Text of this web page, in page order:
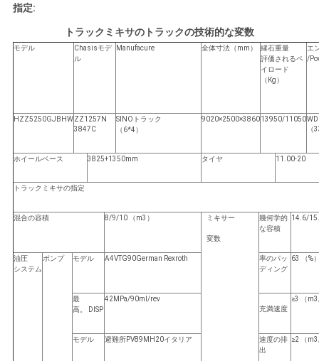
バ
シ
ー
ポ
リ
指定:
トラックミキサのトラックの技術的な変数
モデル
Chasisモデ
ル
Manufacure 全体寸法（mm）
縁石重量
評価されるペ
イロード
（Kg）
エ
/
HZZ5250GJBHWZZ1257N
3847C
SINOトラック
（6*4）
9020×2500×386013950/11050
（
ホイールベース 3825+1350mm タイヤ 11.00-20
トラックミキサの指定
混合の容積 8/9/10 （m3） ミキサー
変数
幾何学的
な容積
14.6/
油圧
システム
ポンプ モデル A4VTG90German Rexroth
率のパッ
ディング
63 （%
最
高。 DISP
42MPa/90ml/rev
充満速度
≥3 （
モデル 避難所PV89MH20イタリア
速度の排
出
≥2 （